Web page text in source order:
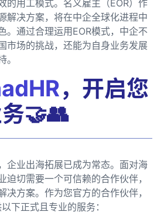
的用工模式。名义雇主（EOR）作
解决方案，将在中企全球化进程中
。通过合理运用EOR模式，中企不
市场的挑战，还能为自身业务发展
，开启您
🤝👥
企业出海拓展已成为常态。面对海
迫切需要一个可信赖的合作伙伴，
决方案。作为您官方的合作伙伴，
下正式且专业的服务：